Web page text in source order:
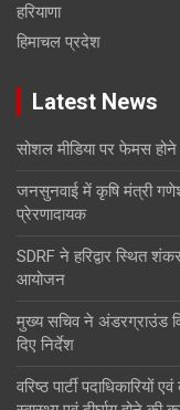
हरियाणा
हिमाचल प्रदेश
Latest News
सोशल मीडिया पर फेमस होने
जनसुनवाई में कृषि मंत्री
प्रेरणादायक
SDRF ने हरिद्वार स्थित
आयोजन
मुख्य सचिव ने अंडरग्राउंड
दिए निर्देश
वरिष्ठ पार्टी पदाधिकारियों